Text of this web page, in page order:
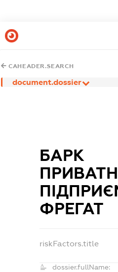
CAHEADER.SEARCH
document.dossier
БАРК
ФРЕГАТ
riskFactors.title
dossier.fullName: